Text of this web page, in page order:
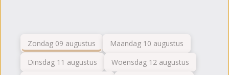
Zondag 09 augustus
Maandag 10 augustus
Dinsdag 11 augustus
Woensdag 12 augustus